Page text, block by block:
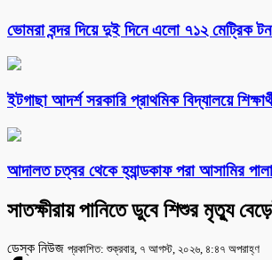
ভোমরা বন্দর দিয়ে দুই দিনে এলো ৭১২ মেট্রিক টন
ইটগাছা আদর্শ সরকারি প্রাথমিক বিদ্যালয়ে
আদালত চত্বর থেকে হ্যান্ডকাফ পরা আসামির
সাতক্ষীরায় পানিতে ডুবে শিশুর মৃত্যু
ডেস্ক নিউজ প্রকাশিত: শুক্রবার, ৭ আগস্ট, ২০২৬, ৪:৪৭ অপরাহ্ণ